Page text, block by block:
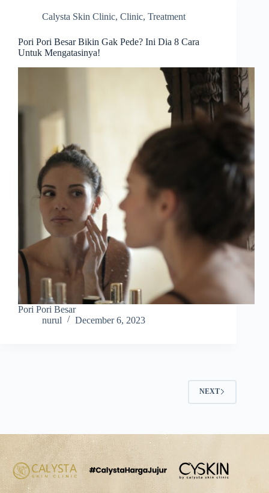
Calysta Skin Clinic, Clinic, Treatment
Pori Pori Besar Bikin Gak Pede? Ini Dia 8 Cara
Untuk Mengatasinya!
Pori Pori Besar
nurul
December 6, 2023
NEXT